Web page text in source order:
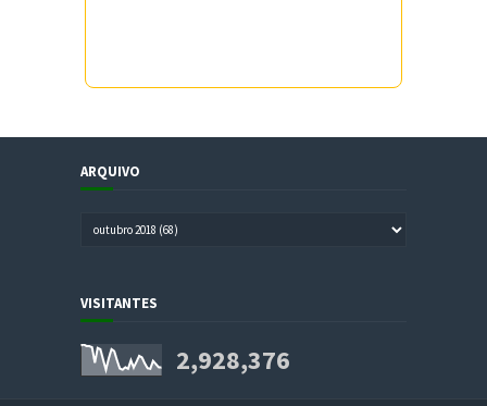
ARQUIVO
VISITANTES
2,928,376